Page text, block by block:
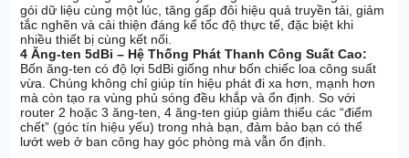
gói dữ liệu cùng một lúc, tăng gấp đôi hiệu quả truyền tải, giảm
tắc nghẽn và cải thiện đáng kể tốc độ thực tế, đặc biệt khi
nhiều thiết bị cùng kết nối.
4 Ăng-ten 5dBi – Hệ Thống Phát Thanh Công Suất Cao:
Bốn ăng-ten có độ lợi 5dBi giống như bốn chiếc loa công suất
vừa. Chúng không chỉ giúp tín hiệu phát đi xa hơn, mạnh hơn
mà còn tạo ra vùng phủ sóng đều khắp và ổn định. So với
router 2 hoặc 3 ăng-ten, 4 ăng-ten giúp giảm thiểu các “điểm
chết” (góc tín hiệu yếu) trong nhà bạn, đảm bảo bạn có thể
lướt web ở ban công hay góc phòng mà vẫn ổn định.